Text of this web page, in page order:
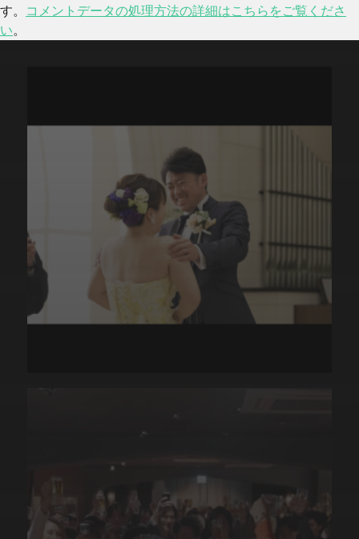
す。
コメントデータの処理方法の詳細はこちらをご覧くださ
い。